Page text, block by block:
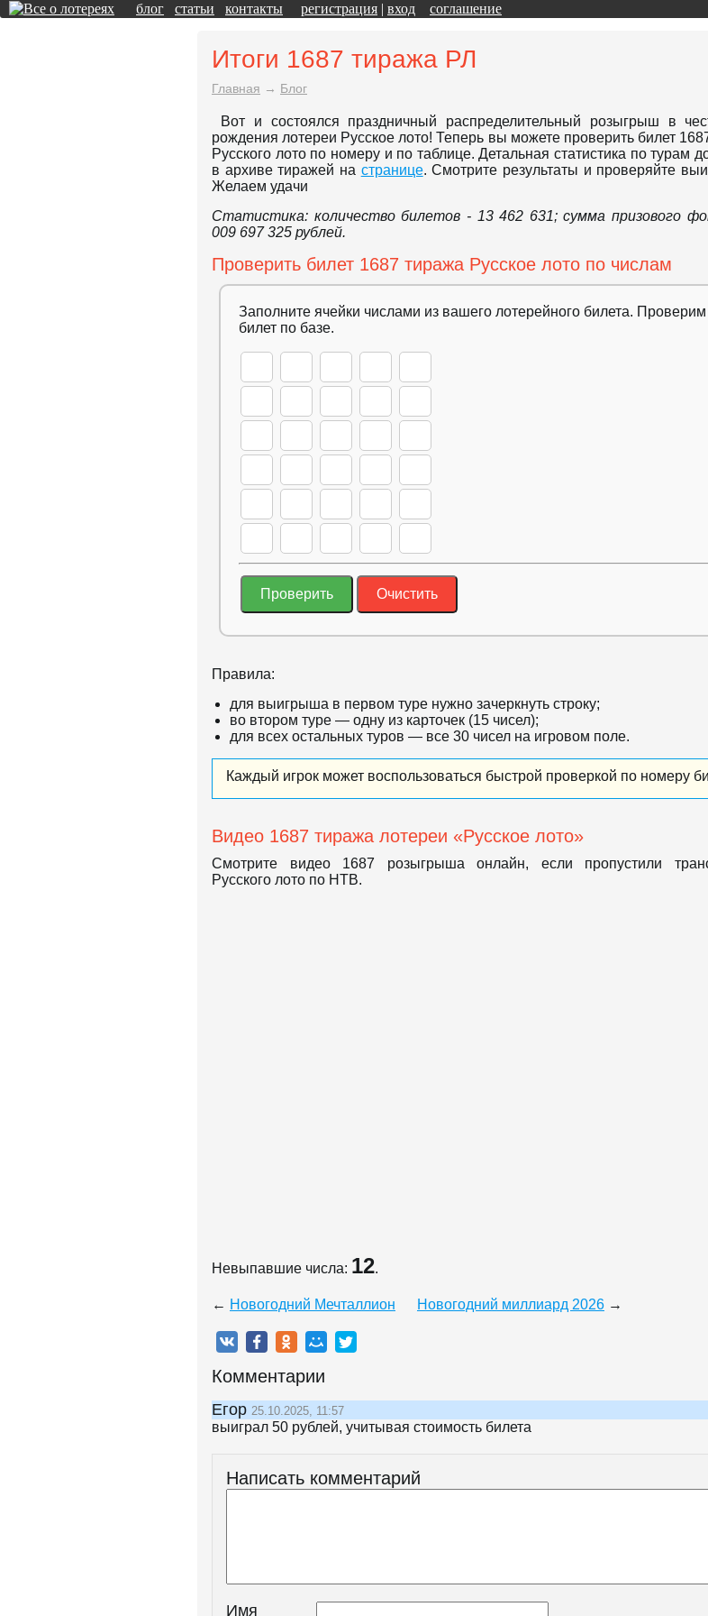
блог статьи контакты регистрация | вход соглашение
Итоги 1687 тиража РЛ
Главная → Блог
Вот и состоялся праздничный распределительный розыгрыш в
рождения лотереи Русское лото! Теперь вы можете проверить билет
Русского лото по номеру и по таблице. Детальная статистика по турам
в архиве тиражей на странице. Смотрите результаты и проверяйте
Желаем удачи
Статистика: количество билетов - 13 462 631; сумма призового
009 697 325 рублей.
Проверить билет 1687 тиража Русское лото по числам
Заполните ячейки числами из вашего лотерейного билета. Проверим
билет по базе.
Проверить Очистить
Правила:
для выигрыша в первом туре нужно зачеркнуть строку;
во втором туре — одну из карточек (15 чисел);
для всех остальных туров — все 30 чисел на игровом поле.
Каждый игрок может воспользоваться быстрой проверкой по номеру
Видео 1687 тиража лотереи «Русское лото»
Смотрите видео 1687 розыгрыша онлайн, если пропустили
Русского лото по НТВ.
Невыпавшие числа: 12.
← Новогодний Мечталлион Новогодний миллиард 2026 →
Комментарии
Егор 25.10.2025, 11:57
выиграл 50 рублей, учитывая стоимость билета
Написать комментарий
Имя